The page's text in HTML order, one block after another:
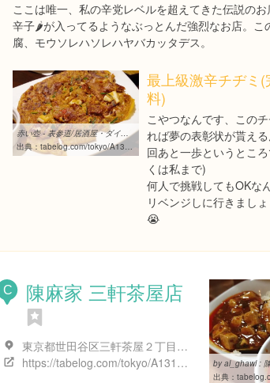
ここは唯一、私の辛党レベルを超えてきた伝説の
辛子🌶が入ってるようなぶっとんだ強烈なお店。こ
腐、モウソレハソレハヤバカッタデス。
赤い壺 - 表参道/居酒屋・ダイニングバー（その他） [食べログ]
出典： tabelog.com/tokyo/A1306/A130602/13153198
最上級激辛チヂミ
料)
こやつなんです、この
れば夢の表彰状が貰え
回あと一歩というとこ
くは私まで)
何人で挑戦してもOKな
リベンジしに行きまし
😭
C 陳麻家 三軒茶屋店
東京都世田谷区三軒茶屋２丁目１３-２２
https://tabelog.com/tokyo/A1317/A131706/13126845/
出典： tabelog.com/